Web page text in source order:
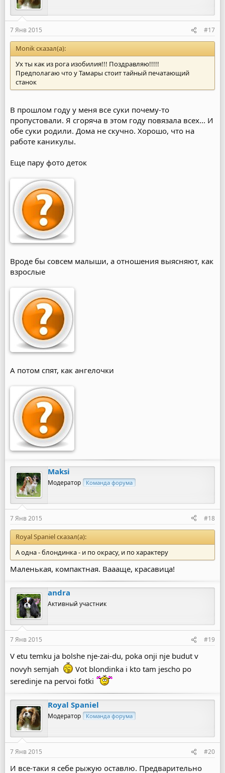
7 Янв 2015 #17
Monik сказал(а):
Ух ты как из рога изобилия!!! Поздравляю!!!!!
Предполагаю что у Тамары стоит тайный печатающий
станок
В прошлом году у меня все суки почему-то
пропустовали. Я сгоряча в этом году повязала всех... И
обе суки родили. Дома не скучно. Хорошо, что на
работе каникулы.
Еще пару фото деток
Вроде бы совсем малыши, а отношения выясняют, как
взрослые
А потом спят, как ангелочки
Maksi
Модератор Команда форума
7 Янв 2015 #18
Royal Spaniel сказал(а):
А одна - блондинка - и по окрасу, и по характеру
Маленькая, компактная. Ваааще, красавица!
andra
Активный участник
7 Янв 2015 #19
V etu temku ja bolshe nje-zai-du, poka onji nje budut v
novyh semjah
Vot blondinka i kto tam jescho po
seredinje na pervoi fotki
Royal Spaniel
Модератор Команда форума
7 Янв 2015 #20
И все-таки я себе рыжую оставлю. Предварительно